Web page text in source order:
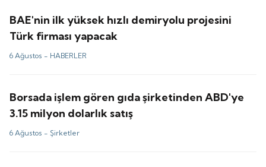
BAE'nin ilk yüksek hızlı demiryolu projesini
Türk firması yapacak
6 Ağustos - HABERLER
Borsada işlem gören gıda şirketinden ABD'ye
3.15 milyon dolarlık satış
6 Ağustos -Şirketler